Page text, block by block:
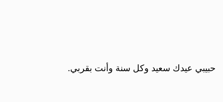
حبيبي عيدك سعيد وكل سنة وأنت بقربي.